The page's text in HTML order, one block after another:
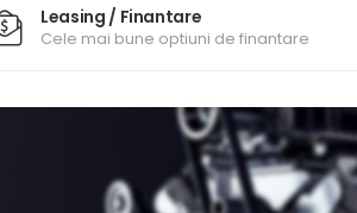
Leasing / Finantare
Cele mai bune optiuni de finantare